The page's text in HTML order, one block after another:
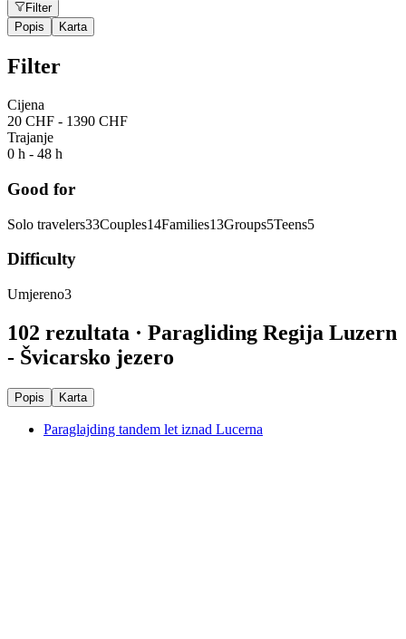
Filter
Popis
Karta
Filter
Cijena
20 CHF - 1390 CHF
Trajanje
0 h - 48 h
Good for
Solo travelers33Couples14Families13Groups5Teens5
Difficulty
Umjereno3
102 rezultata · Paragliding Regija Luzern
- Švicarsko jezero
Popis Karta
Paraglajding tandem let iznad Lucerna